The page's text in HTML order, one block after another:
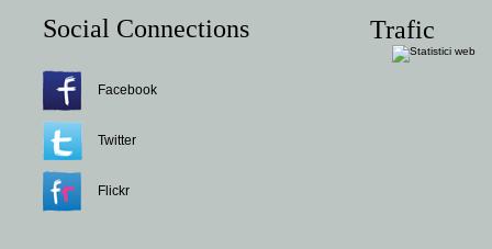
Social Connections
Facebook
Twitter
Flickr
Trafic